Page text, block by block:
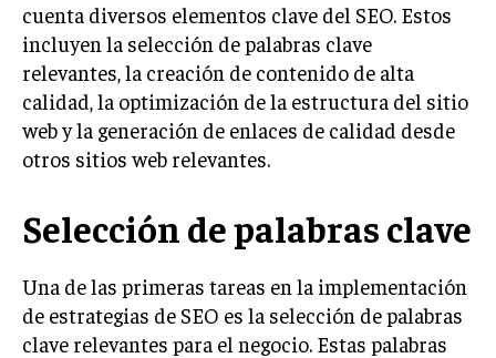
EMPRENDIMIENTO
INNOVACIÓN EMPRESARIAL
GESTIÓN DEL CAMBIO
LIDERAZGO
EMPRENDIMIENTO
FINANZAS
FINANZAS Y CONTABILIDAD
cuenta diversos elementos clave del SEO. Estos
incluyen la selección de palabras clave
relevantes, la creación de contenido de alta
calidad, la optimización de la estructura del sitio
web y la generación de enlaces de calidad desde
otros sitios web relevantes.
Selección de palabras clave
Una de las primeras tareas en la implementación
de estrategias de SEO es la selección de palabras
clave relevantes para el negocio. Estas palabras